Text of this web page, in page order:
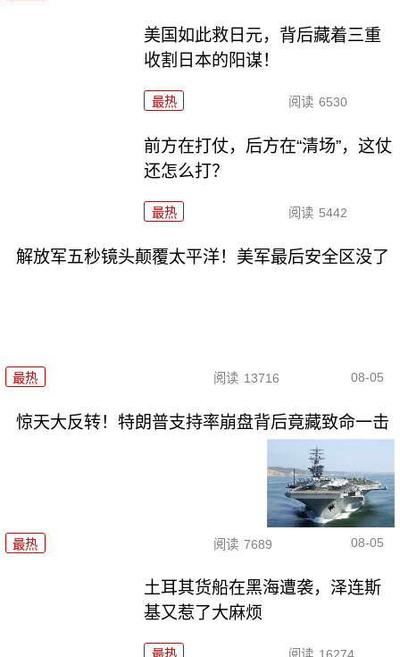
美国如此救日元，背后藏着三重
收割日本的阳谋！
最热 阅读 6530
前方在打仗，后方在“清场”，这仗
还怎么打？
最热 阅读 5442
解放军五秒镜头颠覆太平洋！美军最后安全区没了
最热 阅读 13716 08-05
惊天大反转！特朗普支持率崩盘背后竟藏致命一击
最热 阅读 7689 08-05
土耳其货船在黑海遭袭，泽连斯
基又惹了大麻烦